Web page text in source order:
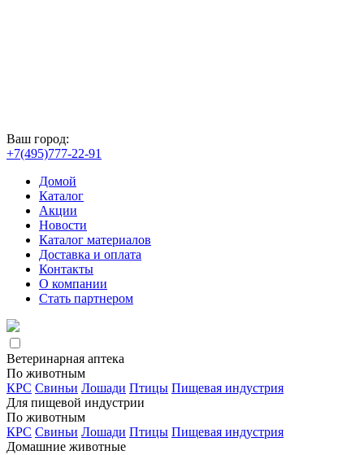
Ваш город:
+7(495)777-22-91
Домой
Каталог
Акции
Новости
Каталог материалов
Доставка и оплата
Контакты
О компании
Стать партнером
Ветеринарная аптека
По животным
КРС Свиньи Лошади Птицы Пищевая индустрия
Для пищевой индустрии
По животным
КРС Свиньи Лошади Птицы Пищевая индустрия
Домашние животные